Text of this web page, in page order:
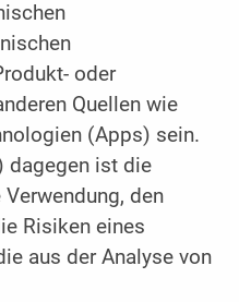
oder
Quellen wie
(Apps) sein.
dagegen ist die
den
Risiken eines
aus der Analyse von